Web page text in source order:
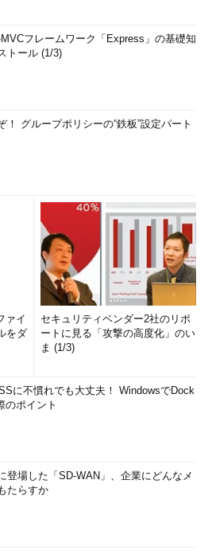
フレームワーク「Express」の基礎知
トール (1/3)
！ グループポリシーの“鉄板”設定パート
ァイ
をダ
セキュリティベンダー2社のリポ
ートに見る「攻撃の高度化」のい
ま (1/3)
に不慣れでも大丈夫！ WindowsでDock
のポイント
登場した「SD-WAN」、企業にどんなメ
たらすか